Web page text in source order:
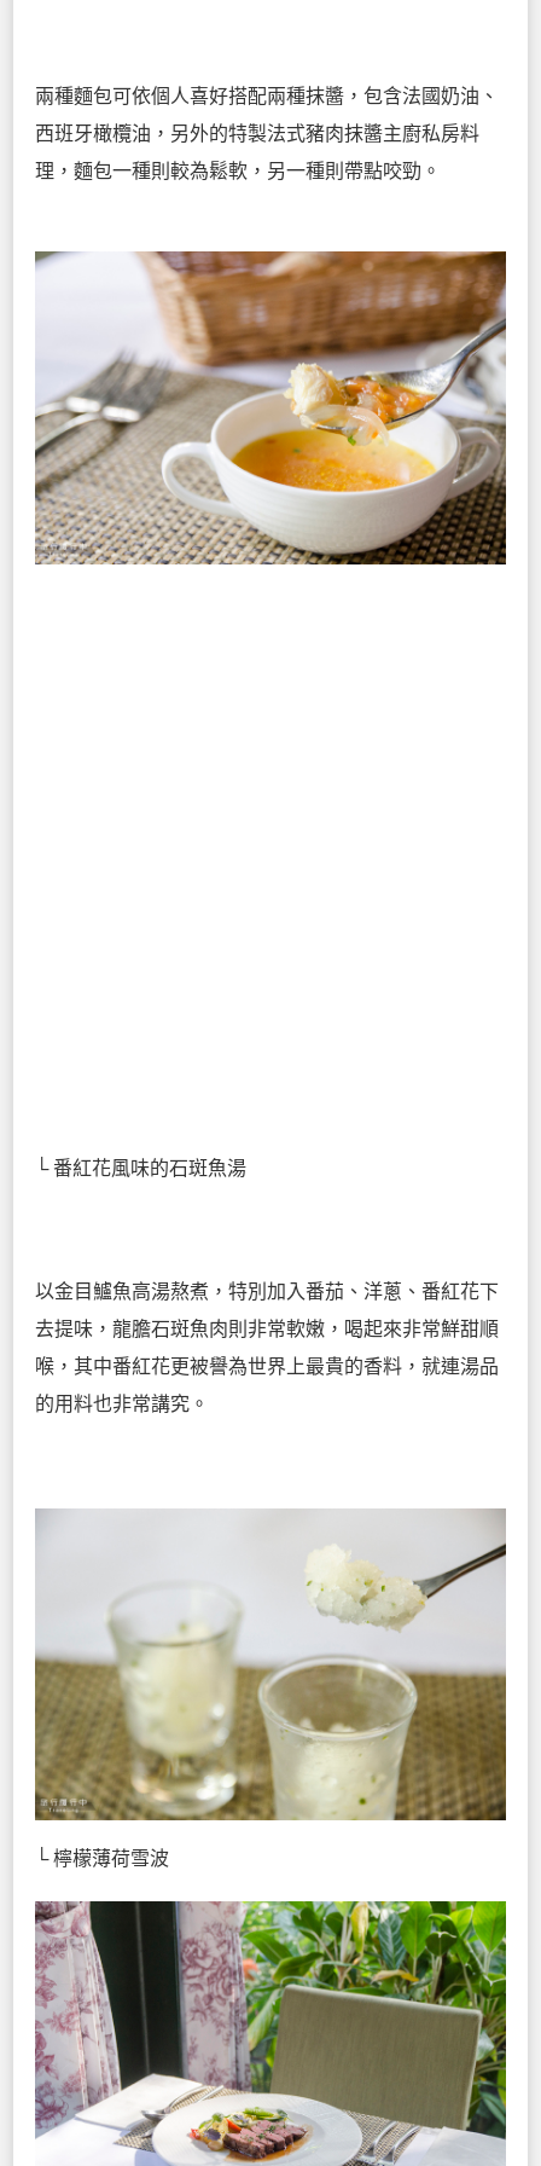
兩種麵包可依個人喜好搭配兩種抹醬，包含法國奶油、
西班牙橄欖油，另外的特製法式豬肉抹醬主廚私房料
理，麵包一種則較為鬆軟，另一種則帶點咬勁。
└ 番紅花風味的石斑魚湯
以金目鱸魚高湯熬煮，特別加入番茄、洋蔥、番紅花下
去提味，龍膽石斑魚肉則非常軟嫩，喝起來非常鮮甜順
喉，其中番紅花更被譽為世界上最貴的香料，就連湯品
的用料也非常講究。
└ 檸檬薄荷雪波